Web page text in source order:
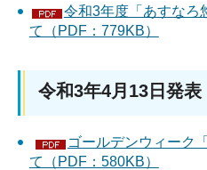
令和3年度「あすなろ
て（PDF：779KB）
令和3年4月13日発表
ゴールデンウィーク
て（PDF：580KB）